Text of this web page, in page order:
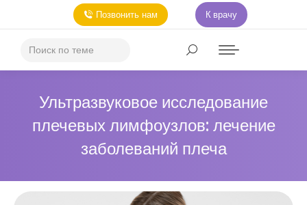
Позвонить нам К врачу
Ультразвуковое исследование
плечевых лимфоузлов: лечение
заболеваний плеча